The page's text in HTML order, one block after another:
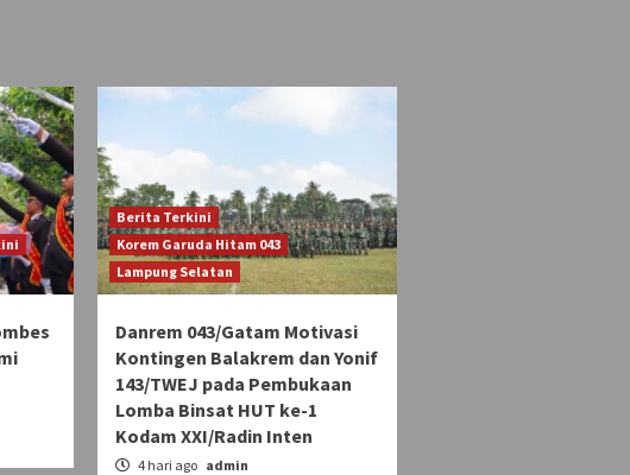
Berita Terkini
Korem Garuda Hitam 043
Lampung Selatan
Danrem 043/Gatam Motivasi
Kontingen Balakrem dan Yonif
143/TWEJ pada Pembukaan
Lomba Binsat HUT ke-1
Kodam XXI/Radin Inten
4 hari ago admin